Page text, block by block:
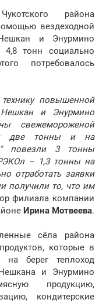
района
вездеходной
и Энурмино
4,8 тонн социально
потребовалось
повышенной
и Энурмино
свежемороженой
две тонны и на
повезли 3 тонны
– 1,3 тонны на
отработать заявки
получили то, что им
филиала компании
Ирина Мотвеева.
сёла района
которые в
на берег теплоход
и Энурмино
продукцию,
кондитерские